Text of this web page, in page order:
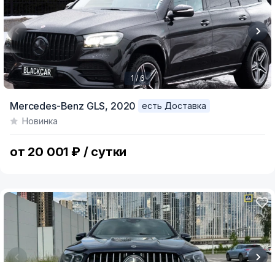
of
1 / 6
Mercedes-Benz GLS, 2020
есть Доставка
Новинка
от 20 001 ₽ / сутки